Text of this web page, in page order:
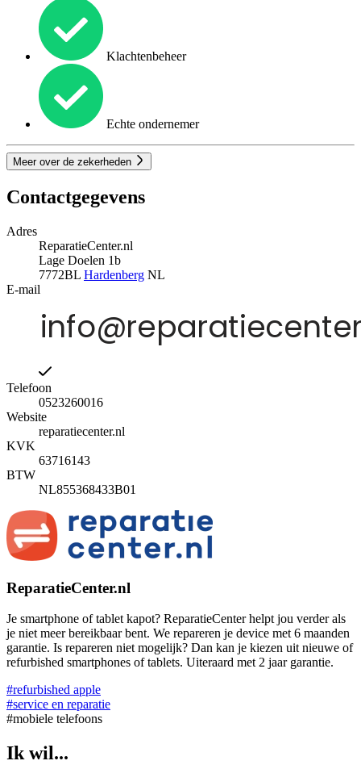
Klachtenbeheer
Echte ondernemer
Meer over de zekerheden
Contactgegevens
Adres
ReparatieCenter.nl
Lage Doelen 1b
7772BL Hardenberg NL
E-mail
Telefoon
0523260016
Website
reparatiecenter.nl
KVK
63716143
BTW
NL855368433B01
ReparatieCenter.nl
Je smartphone of tablet kapot? ReparatieCenter helpt jou verder als
je niet meer bereikbaar bent. We repareren je device met 6 maanden
garantie. Is repareren niet mogelijk? Dan kan je kiezen uit nieuwe of
refurbished smartphones of tablets. Uiteraard met 2 jaar garantie.
#refurbished apple
#service en reparatie
#mobiele telefoons
Ik wil...